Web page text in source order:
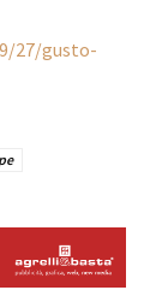
27/gusto-